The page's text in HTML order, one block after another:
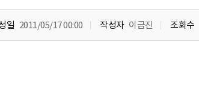
일 2011/05/17 00:00 작성자 이금진 조회수